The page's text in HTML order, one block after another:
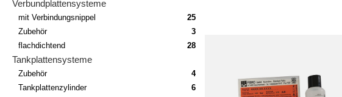
Verbundplattensysteme
mit Verbindungsnippel
25
Zubehör
3
flachdichtend
28
Tankplattensysteme
Zubehör
4
Tankplattenzylinder
6